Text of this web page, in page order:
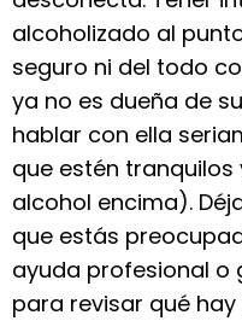
alcoholizado al
seguro ni del todo
ya no es dueña de
hablar con ella
que estén
alcohol encima).
que estás
ayuda profesional
para revisar qué